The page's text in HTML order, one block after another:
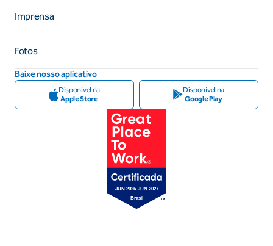
Imprensa
Fotos
Baixe nosso aplicativo
Disponível na
Apple Store
Disponível na
Google Play